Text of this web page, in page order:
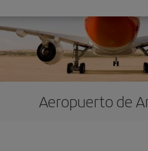
Aeropuerto de